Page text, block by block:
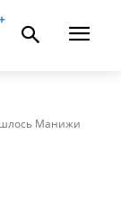
Манижи